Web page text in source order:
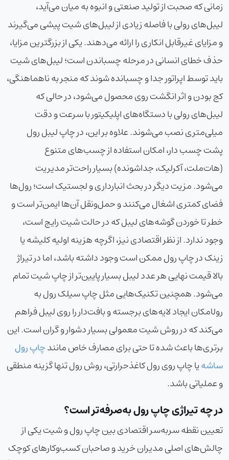
زمانی که صحبت از تولید صنعتی و انبوه به میان می‌آید،
لیبل‌های رولی با فاصله زیادی از لیبل‌های شیت پیشی می‌گیرند
و مزایای غیرقابل انکاری را ارائه می‌دهند. یکی از بزرگترین مزایا،
حذف خطای انسانی در مرحله چسباندن است؛ لیبل‌های شیت
باید توسط اپراتور جدا و چسبانده شوند که منجر به ناهماهنگی،
کج بودن و اثر انگشت روی محصول می‌شود، در حالی که
لیبل‌های رولی با دستگاه‌های اپلیکیتور با سرعت و دقت
میلی‌متری نصب می‌شوند. علاوه بر این، درچاپ لیبل رول
پشت چسب دار، امکان استفاده از چسب‌های متنوع
(هات‌ملت، آکرلیک، جداشونده) بسیار راحت‌تر مدیریت
می‌شود. مزیت دیگر در بحث انبارداری و لجستیک است؛ رول‌ها
فضای کمتری اشغال می‌کنند و حمل‌ونقل آن‌ها ایمن‌تر است و
خطر تا خوردن گوشه‌های لیبل که در حالت شیت رایج است،
وجود ندارد. از نظر اقتصادی نیز، اگرچه هزینه اولیه کلیشه یا
زینک در چاپ رول ممکن است وجود داشته باشد، اما در تیراژ
بالا قیمت نهایی هر عدد لیبل بسیار پایین‌تر از چاپ شیت تمام
می‌شود. همچنین تکنیک‌هایی مثلچاپ سیلک رول به
رولامکان ایجاد لایه‌های برجسته و بافت‌دار را روی لیبل فراهم
می‌کند که در روش شیت معمولی بسیار دشوار و گران است. این
برتری‌ها باعث شده تا حتی برای مصارف خاص مانندچاپ رول
ساشهیاچاپ روی رول کاغذحرارتی، روش رول تنها گزینه منطقی
و عملیاتی باشد.
در چه تیراژی چاپ رول به‌صرفه‌تر است؟
تعیین نقطه سربه‌سر اقتصادی بین چاپ رول و شیت یکی از
چالش‌های اصلی مدیران خرید و صاحبان کسب‌وکارهای کوچک